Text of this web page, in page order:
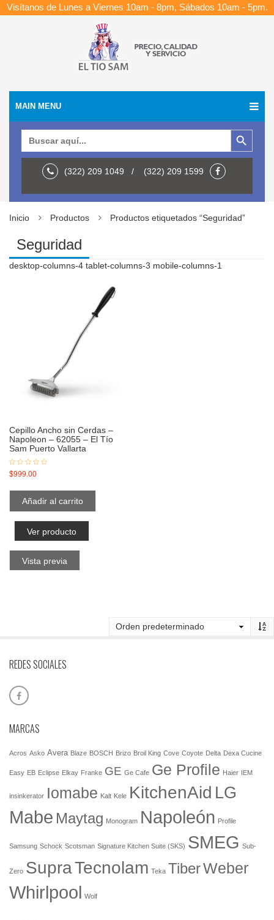
Visítanos de Lunes a Viernes 10am - 8pm, Sábados 10am - 5pm.
MAIN MENU
Botón de búsqueda
(322) 209 1049 / (322) 209 1599
Inicio Productos Productos etiquetados “Seguridad”
Seguridad
desktop-columns-4 tablet-columns-3 mobile-columns-1
Cepillo Ancho sin Cerdas –
Napoleon – 62055 – El Tío
Sam Puerto Vallarta
$999.00
Añadir al carrito
Ver producto
Vista previa
REDES SOCIALES
MARCAS
Acros Asko Avera Blaze BOSCH Brizo Broil King Cove Coyote Delta Dexa Cucine
Easy EB Eclipse Elkay Franke GE Ge Cafe Ge Profile Haier IEM
insinkerator Iomabe Kalt Kele KitchenAid LG
Mabe Maytag Monogram Napoleón Profile
Samsung Schock Scotsman Signature Kitchen Suite (SKS) SMEG Sub-
Zero SupraTecnolam Teka TiberWeber
Whirlpool Wolf